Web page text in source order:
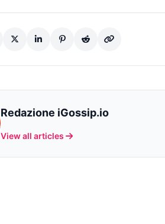
Redazione iGossip.io
View all articles